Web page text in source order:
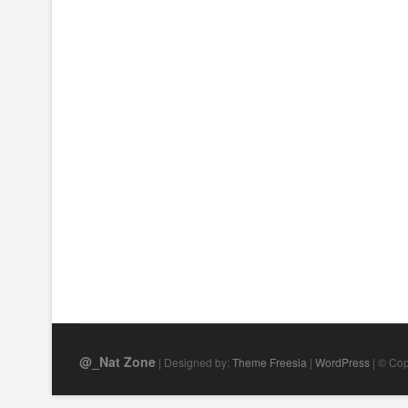
@_Nat Zone | Designed by: Theme Freesia | WordPress | ©